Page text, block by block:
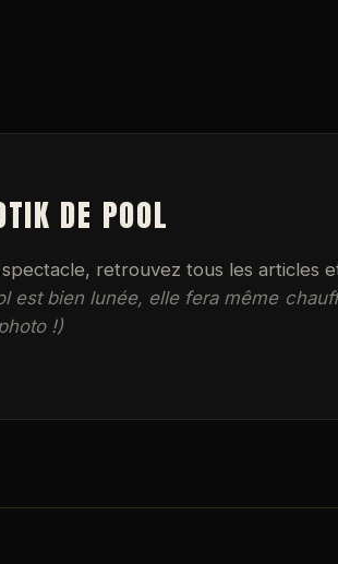
DE POOL
retrouvez tous les articles
est bien lunée, elle fera même
!)